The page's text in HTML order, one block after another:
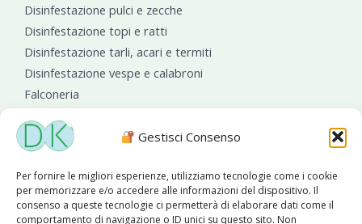
Gestisci Consenso
Per fornire le migliori esperienze, utilizziamo tecnologie come i cookie
per memorizzare e/o accedere alle informazioni del dispositivo. Il
consenso a queste tecnologie ci permetterà di elaborare dati come il
comportamento di navigazione o ID unici su questo sito. Non
Disinfestazione pulci e zecche
Disinfestazione topi e ratti
Disinfestazione tarli, acari e termiti
Disinfestazione vespe e calabroni
Falconeria